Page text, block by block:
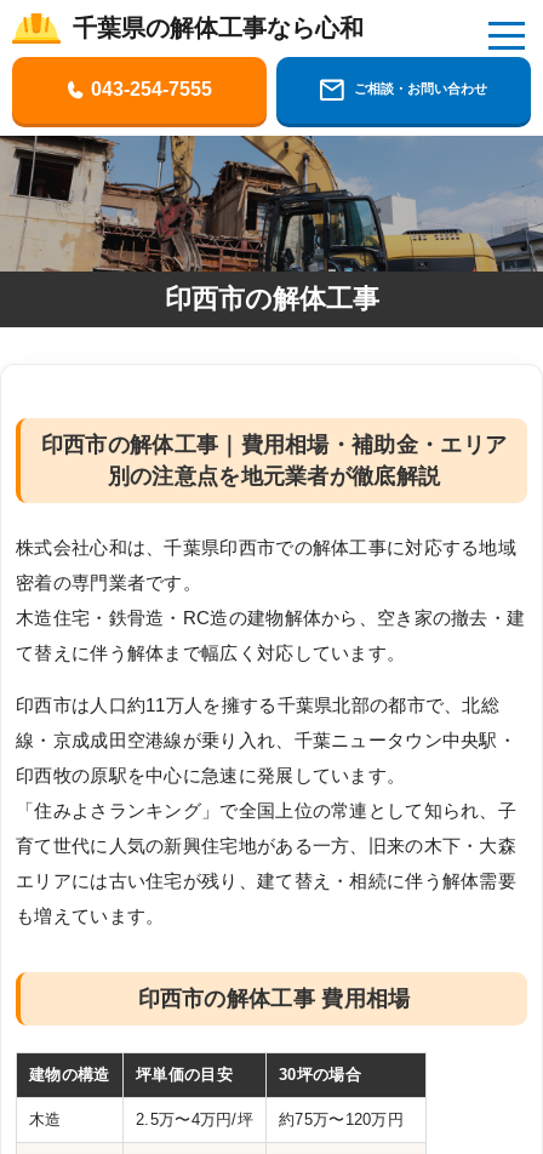
千葉県の解体工事なら心和
千葉県の解体工事なら株式会社心和
043-254-7555 ご相談・お問い合わせ
印西市の解体工事
印西市の解体工事｜費用相場・補助金・エリア
別の注意点を地元業者が徹底解説
株式会社心和は、千葉県印西市での解体工事に対応する地域
密着の専門業者です。
木造住宅・鉄骨造・RC造の建物解体から、空き家の撤去・建
て替えに伴う解体まで幅広く対応しています。
印西市は人口約11万人を擁する千葉県北部の都市で、北総
線・京成成田空港線が乗り入れ、千葉ニュータウン中央駅・
印西牧の原駅を中心に急速に発展しています。
「住みよさランキング」で全国上位の常連として知られ、子
育て世代に人気の新興住宅地がある一方、旧来の木下・大森
エリアには古い住宅が残り、建て替え・相続に伴う解体需要
も増えています。
印西市の解体工事 費用相場
建物の構造 坪単価の目安 30坪の場合
木造 2.5万〜4万円/坪 約75万〜120万円